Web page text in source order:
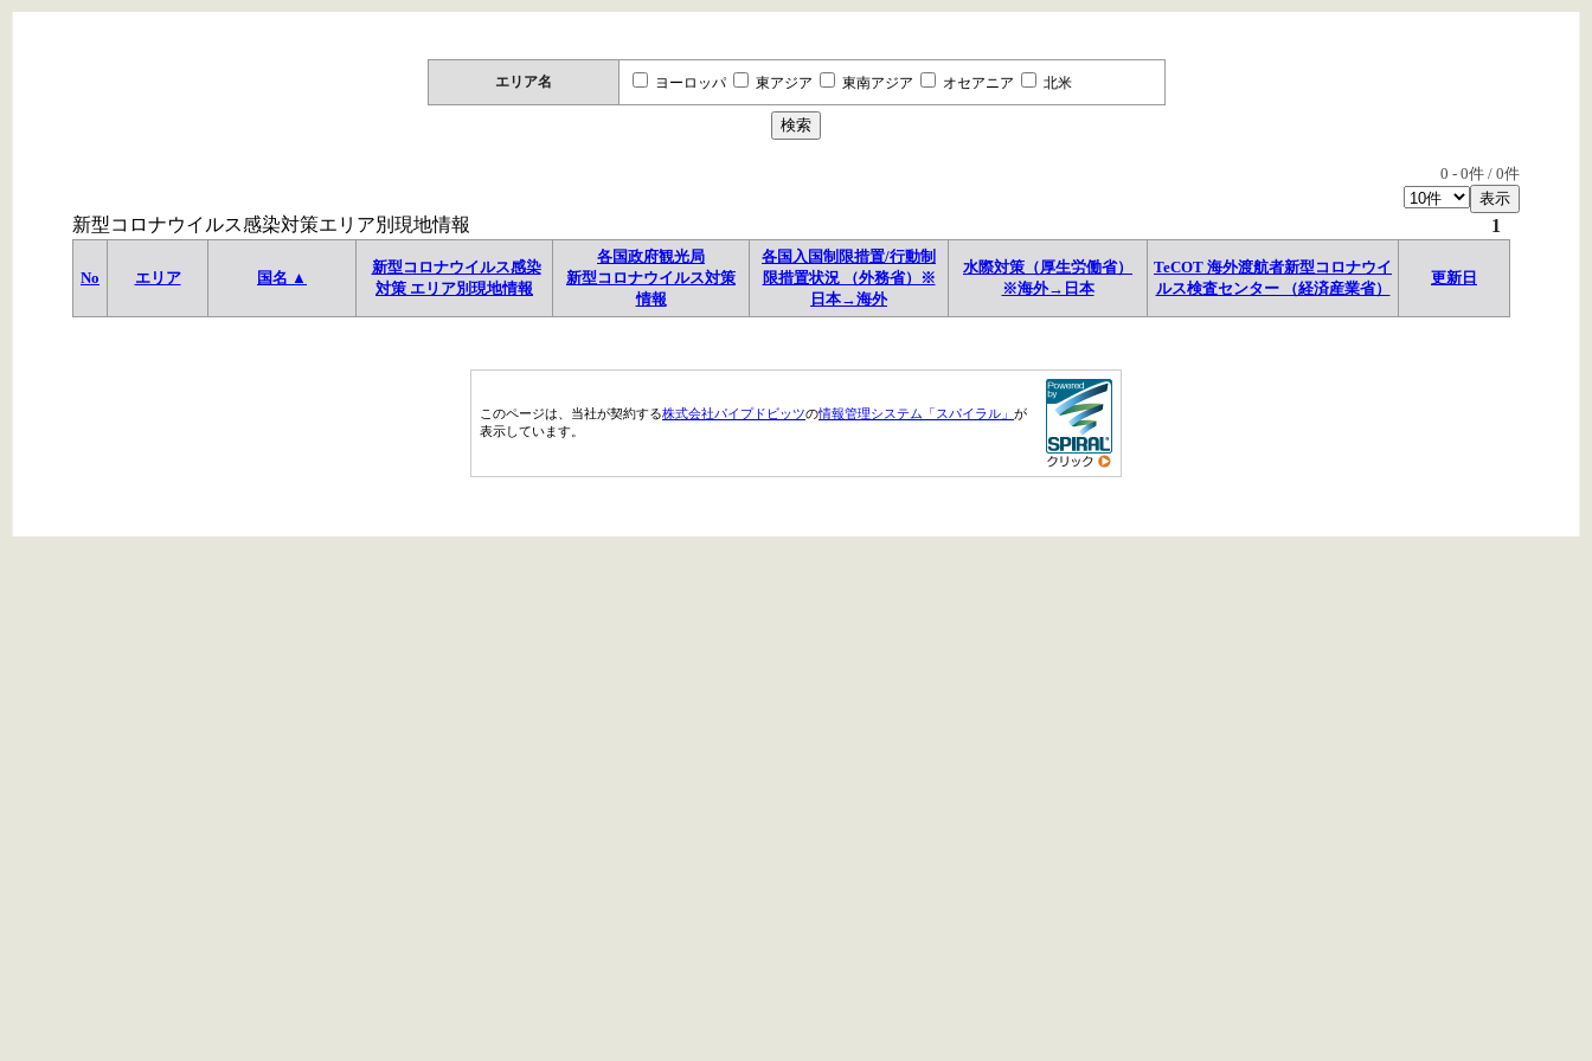
エリア名 ヨーロッパ 東アジア 東南アジア オセアニア 北米
0 - 0件 / 0件
新型コロナウイルス感染対策エリア別現地情報 1
No エリア 国名 ▲
新型コロナウイルス感染
対策 エリア別現地情報
各国政府観光局
新型コロナウイルス対策
情報
各国入国制限措置/行動制
限措置状況 （外務省）※
日本→海外
水際対策（厚生労働省）
※海外→日本
TeCOT 海外渡航者新型コロナウイ
ルス検査センター （経済産業省）
更新日
このページは、当社が契約する株式会社パイプドビッツの情報管理システム「スパイラル」 が
表示しています。